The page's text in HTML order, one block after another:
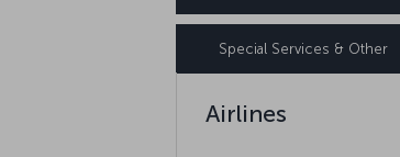
Special Services & Other
Airlines